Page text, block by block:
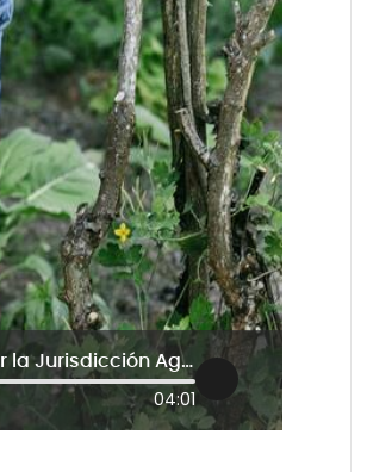
Debate de congresistas: ¿Hay intención política de salvar la Jurisdicción Agraria?
04:01